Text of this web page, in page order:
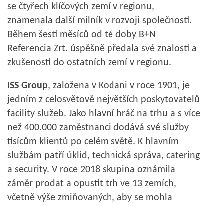
se čtyřech klíčových zemí v regionu,
znamenala další milník v rozvoji společnosti.
Během šesti měsíců od té doby B+N
Referencia Zrt. úspěšně předala své znalosti a
zkušenosti do ostatních zemí v regionu.
ISS Group, založena v Kodani v roce 1901, je
jedním z celosvětově největších poskytovatelů
facility služeb. Jako hlavní hráč na trhu a s více
než 400.000 zaměstnanci dodává své služby
tisícům klientů po celém světě. K hlavním
službám patří úklid, technická správa, catering
a security. V roce 2018 skupina oznámila
záměr prodat a opustit trh ve 13 zemích,
včetně výše zmiňovaných, aby se mohla